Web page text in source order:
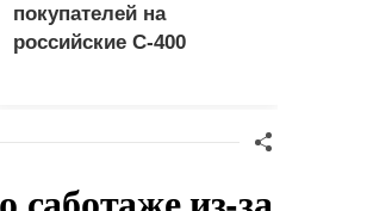
покупателей на
российские C-400